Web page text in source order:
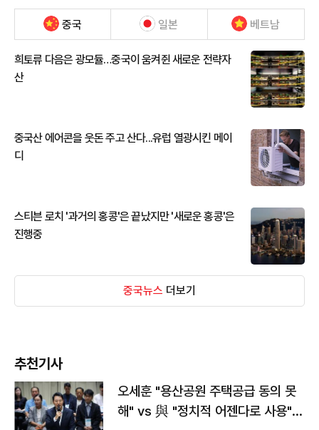
중국 일본 베트남
희토류 다음은 광모듈…중국이 움켜쥔 새로운 전략자
산
중국산 에어콘을 웃돈 주고 산다...유럽 열광시킨 메이
디
스티븐 로치 '과거의 홍콩'은 끝났지만 '새로운 홍콩'은
진행중
중국뉴스 더보기
추천기사
오세훈 "용산공원 주택공급 동의 못
해" vs 與 "정치적 어젠다로 사용"